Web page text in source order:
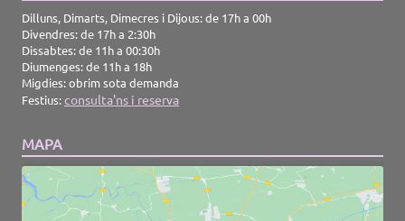
Dilluns, Dimarts, Dimecres i Dijous: de 17h a 00h
Divendres: de 17h a 2:30h
Dissabtes: de 11h a 00:30h
Diumenges: de 11h a 18h
Migdies: obrim sota demanda
Festius:consulta'ns i reserva
MAPA